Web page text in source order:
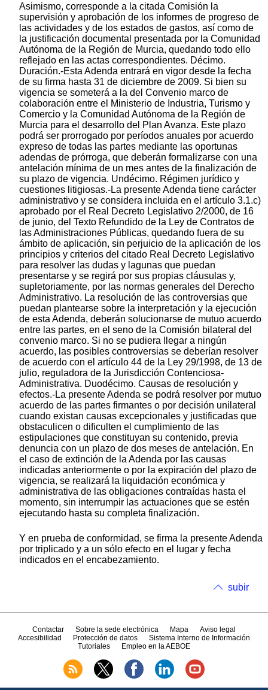
Asimismo, corresponde a la citada Comisión la
supervisión y aprobación de los informes de progreso de
las actividades y de los estados de gastos, así como de
la justificación documental presentada por la Comunidad
Autónoma de la Región de Murcia, quedando todo ello
reflejado en las actas correspondientes. Décimo.
Duración.-Esta Adenda entrará en vigor desde la fecha
de su firma hasta 31 de diciembre de 2009. Si bien su
vigencia se someterá a la del Convenio marco de
colaboración entre el Ministerio de Industria, Turismo y
Comercio y la Comunidad Autónoma de la Región de
Murcia para el desarrollo del Plan Avanza. Este plazo
podrá ser prorrogado por períodos anuales por acuerdo
expreso de todas las partes mediante las oportunas
adendas de prórroga, que deberán formalizarse con una
antelación mínima de un mes antes de la finalización de
su plazo de vigencia. Undécimo. Régimen jurídico y
cuestiones litigiosas.-La presente Adenda tiene carácter
administrativo y se considera incluida en el artículo 3.1.c)
aprobado por el Real Decreto Legislativo 2/2000, de 16
de junio, del Texto Refundido de la Ley de Contratos de
las Administraciones Públicas, quedando fuera de su
ámbito de aplicación, sin perjuicio de la aplicación de los
principios y criterios del citado Real Decreto Legislativo
para resolver las dudas y lagunas que puedan
presentarse y se regirá por sus propias cláusulas y,
supletoriamente, por las normas generales del Derecho
Administrativo. La resolución de las controversias que
puedan plantearse sobre la interpretación y la ejecución
de esta Adenda, deberán solucionarse de mutuo acuerdo
entre las partes, en el seno de la Comisión bilateral del
convenio marco. Si no se pudiera llegar a ningún
acuerdo, las posibles controversias se deberían resolver
de acuerdo con el artículo 44 de la Ley 29/1998, de 13 de
julio, reguladora de la Jurisdicción Contenciosa-
Administrativa. Duodécimo. Causas de resolución y
efectos.-La presente Adenda se podrá resolver por mutuo
acuerdo de las partes firmantes o por decisión unilateral
cuando existan causas excepcionales y justificadas que
obstaculicen o dificulten el cumplimiento de las
estipulaciones que constituyan su contenido, previa
denuncia con un plazo de dos meses de antelación. En
el caso de extinción de la Adenda por las causas
indicadas anteriormente o por la expiración del plazo de
vigencia, se realizará la liquidación económica y
administrativa de las obligaciones contraídas hasta el
momento, sin interrumpir las actuaciones que se estén
ejecutando hasta su completa finalización.
Y en prueba de conformidad, se firma la presente Adenda
por triplicado y a un sólo efecto en el lugar y fecha
indicados en el encabezamiento.
subir
Contactar Sobre la sede electrónica Mapa
Aviso legal
Accesibilidad
Protección de datos
Sistema Interno de Información
Tutoriales
Empleo en la AEBOE